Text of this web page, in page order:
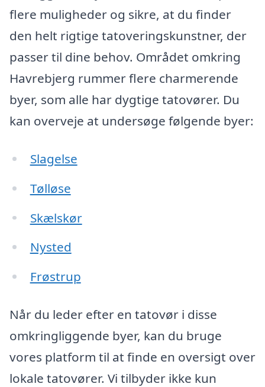
flere muligheder og sikre, at du finder
den helt rigtige tatoveringskunstner, der
passer til dine behov. Området omkring
Havrebjerg rummer flere charmerende
byer, som alle har dygtige tatovører. Du
kan overveje at undersøge følgende byer:
Slagelse
Tølløse
Skælskør
Nysted
Frøstrup
Når du leder efter en tatovør i disse
omkringliggende byer, kan du bruge
vores platform til at finde en oversigt over
lokale tatovører. Vi tilbyder ikke kun